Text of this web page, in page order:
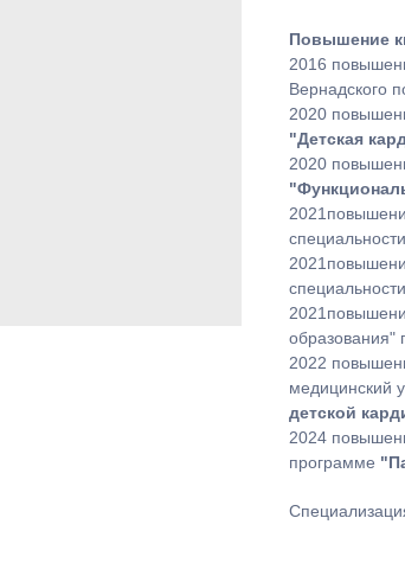
Повышение
2016
Вернадского
2020
"Детская
2020
специальности
специальности
образования"
2022
медицинский
детской
2024
программе